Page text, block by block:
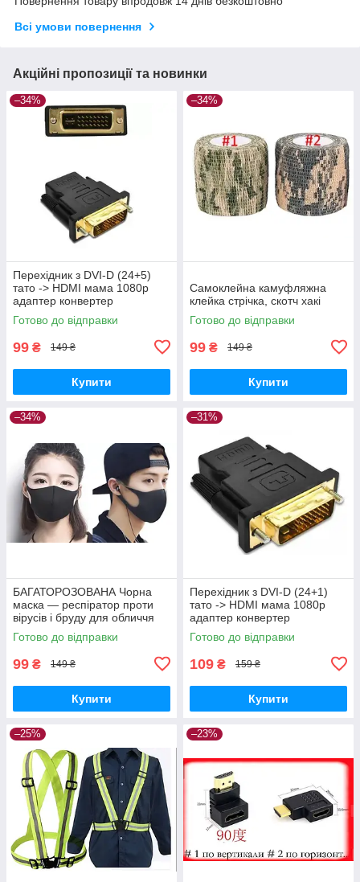
Всі умови повернення
Акційні пропозиції та новинки
–34%
Перехідник з DVI-D (24+5)
тато -> HDMI мама 1080p
адаптер конвертер
Готово до відправки
99 ₴ 149 ₴
Купити
–34%
Самоклейна камуфляжна
клейка стрічка, скотч хакі
Готово до відправки
99 ₴ 149 ₴
Купити
–34%
БАГАТОРОЗОВАНА Чорна
маска — респіратор проти
вірусів і бруду для обличчя
РМ2.5 як баф
Готово до відправки
99 ₴ 149 ₴
Купити
–31%
Перехідник з DVI-D (24+1)
тато -> HDMI мама 1080p
адаптер конвертер
Готово до відправки
109 ₴ 159 ₴
Купити
–25% –23%